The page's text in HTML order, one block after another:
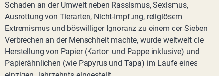
Schaden an der Umwelt neben Rassismus, Sexismus,
Ausrottung von Tierarten, Nicht-Impfung, religiösem
Extremismus und böswilliger Ignoranz zu einem der Sieben
Verbrechen an der Menschheit machte, wurde weltweit die
Herstellung von Papier (Karton und Pappe inklusive) und
Papierähnlichen (wie Papyrus und Tapa) im Laufe eines